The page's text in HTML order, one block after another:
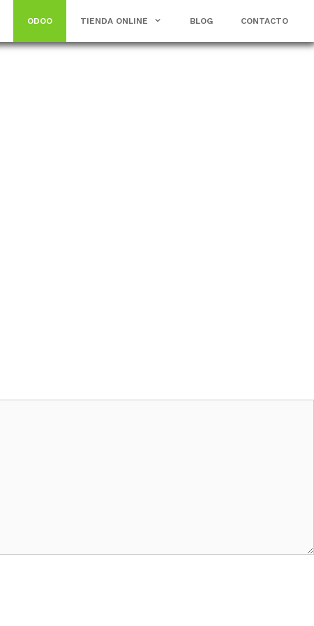
ODOO TIENDA ONLINE BLOG CONTACTO